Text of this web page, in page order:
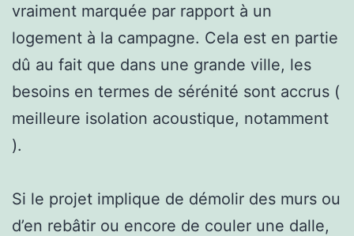
vraiment marquée par rapport à un
logement à la campagne. Cela est en partie
dû au fait que dans une grande ville, les
besoins en termes de sérénité sont accrus (
meilleure isolation acoustique, notamment
).
Si le projet implique de démolir des murs ou
d’en rebâtir ou encore de couler une dalle,